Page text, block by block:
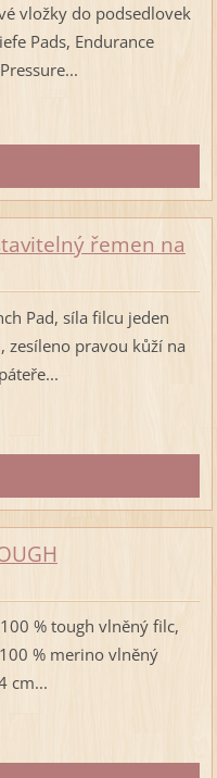
vložky do podsedlovek
Pads, Endurance
řemen na
Pad, síla filcu jeden
zesíleno pravou kůží na
% tough vlněný filc,
% merino vlněný
cm...